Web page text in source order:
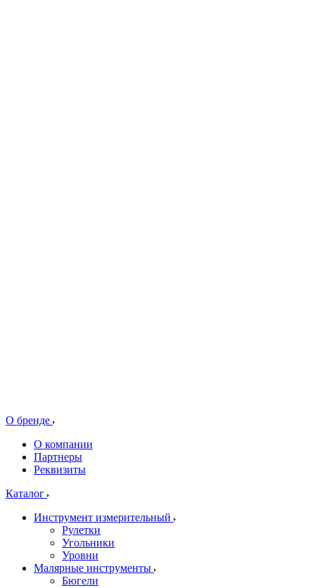
О бренде
О компании
Партнеры
Реквизиты
Каталог
Инструмент измерительный
Рулетки
Угольники
Уровни
Малярные инструменты
Бюгели